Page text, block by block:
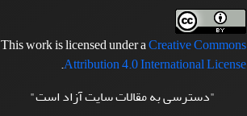
This work is licensed under aCreative Commons
Attribution 4.0 International License
.
"دسترسی به مقالات سایت آزاد است"